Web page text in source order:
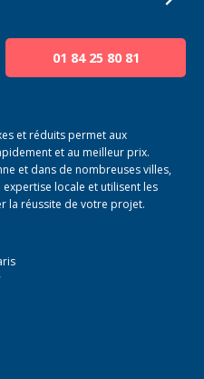
01 84 25 80 81
et réduits permet aux
et au meilleur prix.
et dans de nombreuses villes,
locale et utilisent les
la réussite de votre projet.